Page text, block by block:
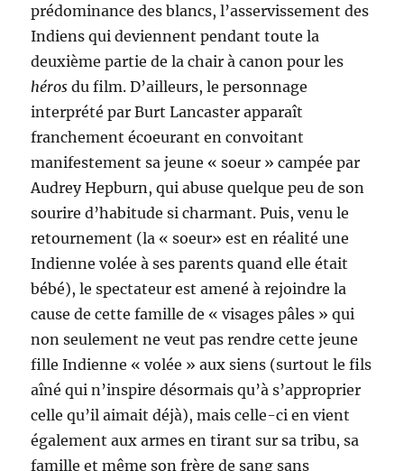
prédominance des blancs, l’asservissement des
Indiens qui deviennent pendant toute la
deuxième partie de la chair à canon pour les
héros du film. D’ailleurs, le personnage
interprété par Burt Lancaster apparaît
franchement écoeurant en convoitant
manifestement sa jeune « soeur » campée par
Audrey Hepburn, qui abuse quelque peu de son
sourire d’habitude si charmant. Puis, venu le
retournement (la « soeur» est en réalité une
Indienne volée à ses parents quand elle était
bébé), le spectateur est amené à rejoindre la
cause de cette famille de « visages pâles » qui
non seulement ne veut pas rendre cette jeune
fille Indienne « volée » aux siens (surtout le fils
aîné qui n’inspire désormais qu’à s’approprier
celle qu’il aimait déjà), mais celle-ci en vient
également aux armes en tirant sur sa tribu, sa
famille et même son frère de sang sans